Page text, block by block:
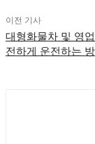
이전 기사
대형화물차 및 영
전하게 운전하는